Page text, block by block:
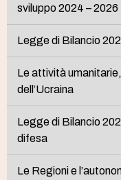
sviluppo 2024 – 2026
Legge di Bilancio
Le attività
dell’Ucraina
Legge di Bilancio
difesa
Le Regioni e